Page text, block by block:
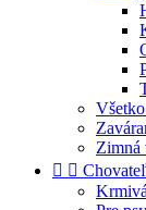
Zimná
 